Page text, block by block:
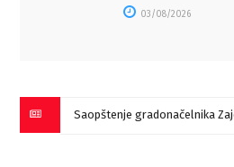
03/08/2026
Saopštenje gradonačelnika